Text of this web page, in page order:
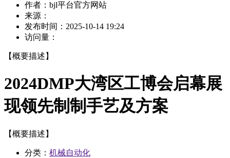
作者：bjl平台官方网站
来源：
发布时间： 2025-10-14 19:24
访问量：
【概要描述】
2024DMP大湾区工博会启幕展
现领先制制手艺及方案
【概要描述】
分类： 机械自动化